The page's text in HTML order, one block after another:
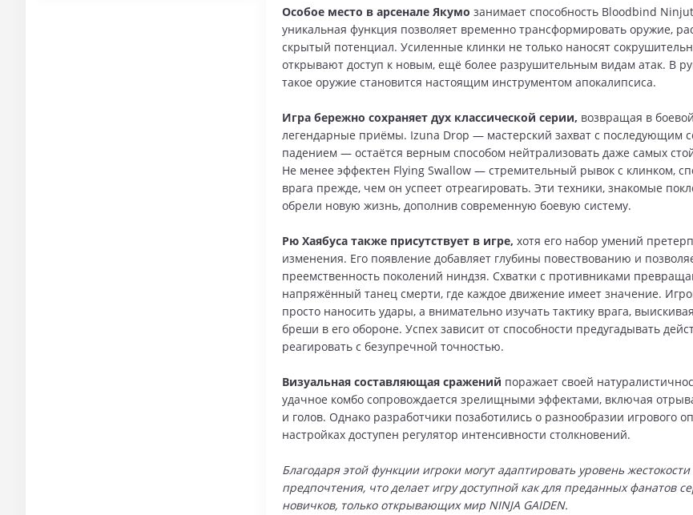
Особое место в арсенале Якумо занимает способность Bloodbind
уникальная функция позволяет временно трансформировать оружие,
скрытый потенциал. Усиленные клинки не только наносят
открывают доступ к новым, ещё более разрушительным видам атак. В
такое оружие становится настоящим инструментом апокалипсиса.
Игра бережно сохраняет дух классической серии, возвращая в
легендарные приёмы. Izuna Drop — мастерский захват с последующим
падением — остаётся верным способом нейтрализовать даже самых
Не менее эффектен Flying Swallow — стремительный рывок с клинком,
врага прежде, чем он успеет отреагировать. Эти техники, знакомые
обрели новую жизнь, дополнив современную боевую систему.
Рю Хаябуса также присутствует в игре, хотя его набор умений
изменения. Его появление добавляет глубины повествованию и
преемственность поколений ниндзя. Схватки с противниками
напряжённый танец смерти, где каждое движение имеет значение.
просто наносить удары, а внимательно изучать тактику врага,
бреши в его обороне. Успех зависит от способности предугадывать
реагировать с безупречной точностью.
Визуальная составляющая сражений поражает своей
удачное комбо сопровождается зрелищными эффектами, включая
и голов. Однако разработчики позаботились о разнообразии игрового
настройках доступен регулятор интенсивности столкновений.
Благодаря этой функции игроки могут адаптировать уровень
предпочтения, что делает игру доступной как для преданных фанатов
новичков, только открывающих мир NINJA GAIDEN.